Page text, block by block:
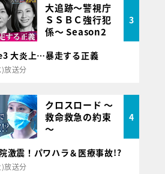
大追跡～警視庁
ＳＳＢＣ強行犯
係～ Season2
3
大炎上…暴走する正義
放送分
クロスロード ～
救命救急の約束
～
4
激震！パワハラ＆医療事故!?
放送分